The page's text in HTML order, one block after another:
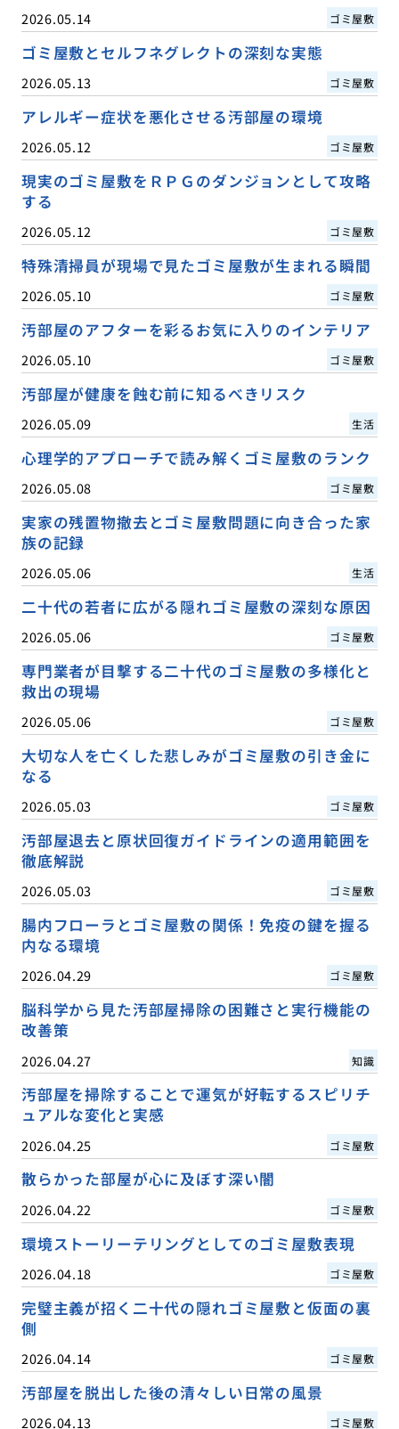
2026.05.14 ゴミ屋敷
ゴミ屋敷とセルフネグレクトの深刻な実態
2026.05.13 ゴミ屋敷
アレルギー症状を悪化させる汚部屋の環境
2026.05.12 ゴミ屋敷
現実のゴミ屋敷をＲＰＧのダンジョンとして攻略
する
2026.05.12 ゴミ屋敷
特殊清掃員が現場で見たゴミ屋敷が生まれる瞬間
2026.05.10 ゴミ屋敷
汚部屋のアフターを彩るお気に入りのインテリア
2026.05.10 ゴミ屋敷
汚部屋が健康を蝕む前に知るべきリスク
2026.05.09 生活
心理学的アプローチで読み解くゴミ屋敷のランク
2026.05.08 ゴミ屋敷
実家の残置物撤去とゴミ屋敷問題に向き合った家
族の記録
2026.05.06 生活
二十代の若者に広がる隠れゴミ屋敷の深刻な原因
2026.05.06 ゴミ屋敷
専門業者が目撃する二十代のゴミ屋敷の多様化と
救出の現場
2026.05.06 ゴミ屋敷
大切な人を亡くした悲しみがゴミ屋敷の引き金に
なる
2026.05.03 ゴミ屋敷
汚部屋退去と原状回復ガイドラインの適用範囲を
徹底解説
2026.05.03 ゴミ屋敷
腸内フローラとゴミ屋敷の関係！免疫の鍵を握る
内なる環境
2026.04.29 ゴミ屋敷
脳科学から見た汚部屋掃除の困難さと実行機能の
改善策
2026.04.27 知識
汚部屋を掃除することで運気が好転するスピリチ
ュアルな変化と実感
2026.04.25 ゴミ屋敷
散らかった部屋が心に及ぼす深い闇
2026.04.22 ゴミ屋敷
環境ストーリーテリングとしてのゴミ屋敷表現
2026.04.18 ゴミ屋敷
完璧主義が招く二十代の隠れゴミ屋敷と仮面の裏
側
2026.04.14 ゴミ屋敷
汚部屋を脱出した後の清々しい日常の風景
2026.04.13 ゴミ屋敷